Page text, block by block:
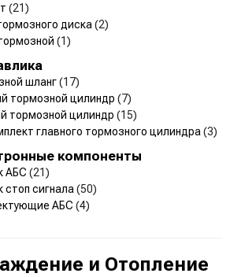
(21)
диска (2)
(1)
шланг(17)
тормозной цилиндр (7)
тормозной цилиндр (15)
главного тормозного цилиндра (3)
компоненты
АБС (21)
стоп сигнала (50)
АБС (4)
и Отопление